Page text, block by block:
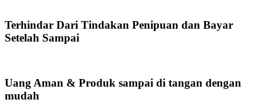
Terhindar Dari Tindakan Penipuan dan Bayar
Setelah Sampai
Uang Aman & Produk sampai di tangan dengan
mudah